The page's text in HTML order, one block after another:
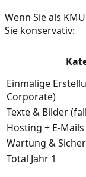
Wenn Sie als
Sie konservativ:
Einmalige
Corporate)
Texte & Bilder
Hosting + E-Mails
Wartung &
Total Jahr 1